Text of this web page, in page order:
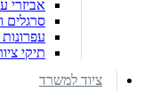
אביזרי
סרגלים
תיקי
ציוד למשרד